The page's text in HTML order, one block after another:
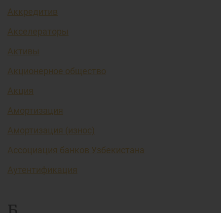
Аккредитив
Акселераторы
Активы
Акционерное общество
Акция
Амортизация
Амортизация (износ)
Ассоциация банков Узбекистана
Аутентификация